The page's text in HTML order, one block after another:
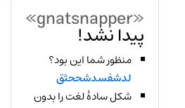
«gnatsnapper»
پیدا نشد!
منظور شما این بود؟
لدشفسدشححثق
شکل سادهٔ لغت را بدون